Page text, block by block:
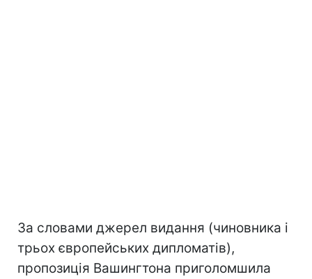
За словами джерел видання (чиновника і
трьох європейських дипломатів),
пропозиція Вашингтона приголомшила